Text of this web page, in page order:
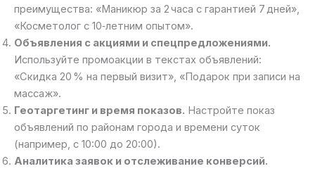
преимущества: «Маникюр за 2 часа с гарантией 7 дней»,
«Косметолог с 10‑летним опытом».
Объявления с акциями и спецпредложениями.
Используйте промоакции в текстах объявлений:
«Скидка 20 % на первый визит», «Подарок при записи на
массаж».
Геотаргетинг и время показов. Настройте показ
объявлений по районам города и времени суток
(например, с 10:00 до 20:00).
Аналитика заявок и отслеживание конверсий.